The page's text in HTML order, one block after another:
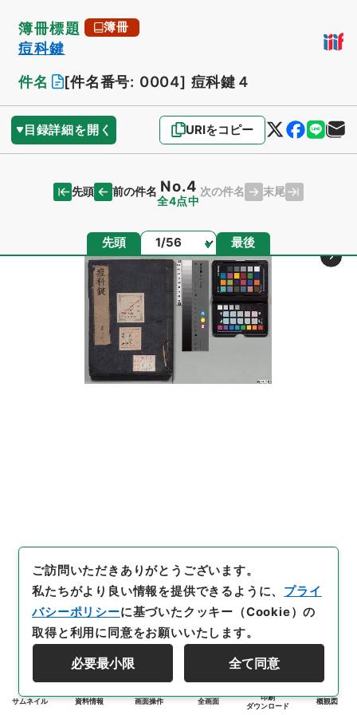
簿冊標題 簿冊
痘科鍵
件名
[件名番号: 0004] 痘科鍵４
目録詳細を開く URIをコピー
先頭 前の件名 No.4
全4点中
次の件名 末尾
先頭 ページ 最後
サムネイル 資料情報 画面操作 全画面
印刷
ダウンロード
概観図
ご訪問いただきありがとうございます。
私たちがより良い情報を提供できるように、 プライ
バシーポリシーに基づいたクッキー（Cookie）の
取得と利用に同意をお願いいたします。
必要最小限 全て同意